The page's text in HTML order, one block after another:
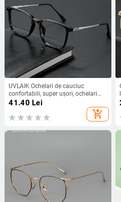
UVLAIK Ochelari de cauciuc
confortabili, super ușori, ochelari
pătrați, cadru de ochelari de
prescripție optici pentru miopie,
bărbați și femei
41.40 Lei
add_shopping_cart